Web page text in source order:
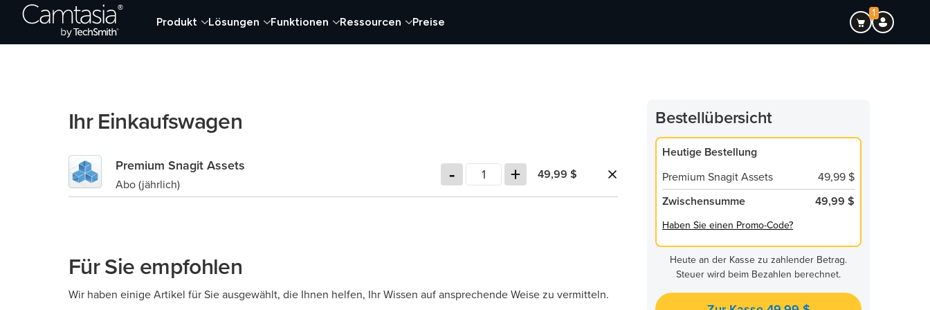
Direkt
Inhalt
Produkt Lösungen Funktionen Ressourcen Preise
1
Ihr Einkaufswagen
Premium Snagit Assets
Abo (jährlich) - + 49,99 $
Für Sie empfohlen
Wir haben einige Artikel für Sie ausgewählt, die Ihnen helfen, Ihr Wissen auf ansprechende Weise zu vermitteln.
Bestellübersicht
Heutige Bestellung
Premium Snagit Assets
49,99 $
Zwischensumme
49,99 $
Haben Sie einen Promo-Code?
Heute an der Kasse zu zahlender Betrag.
Steuer wird beim Bezahlen berechnet.